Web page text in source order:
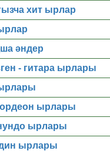
хит ырлар
әндер
- гитара ырлары
ырлары
ырлары
ырлары